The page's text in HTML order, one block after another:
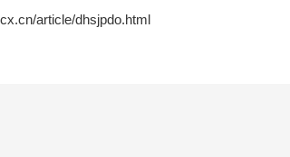
article/dhsjpdo.html